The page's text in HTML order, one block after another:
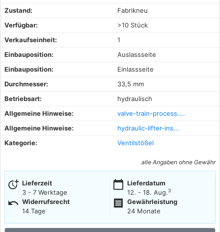
Zustand:
Fabrikneu
Verfügbar:
>10 Stück
Verkaufseinheit:
1
Einbauposition:
Auslassseite
Einbauposition:
Einlassseite
Durchmesser:
33,5 mm
Betriebsart:
hydraulisch
Allgemeine Hinweise:
valve-train-process....
Allgemeine Hinweise:
hydraulic-lifter-ins...
Kategorie:
Ventilstößel
alle Angaben ohne Gewähr
more_time Lieferzeit
3 - 7 Werktage
calendar_today Lieferdatum
12. - 18. Aug.3
undo Widerrufsrecht
14 Tage
receipt
Gewährleistung
24 Monate